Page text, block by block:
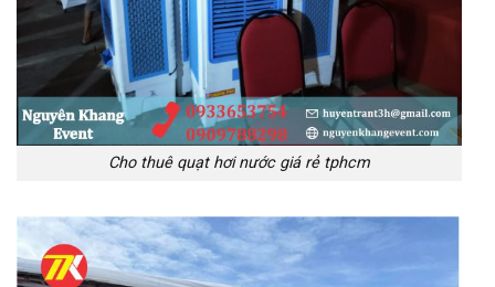
Cho thuê quạt hơi nước giá rẻ tphcm